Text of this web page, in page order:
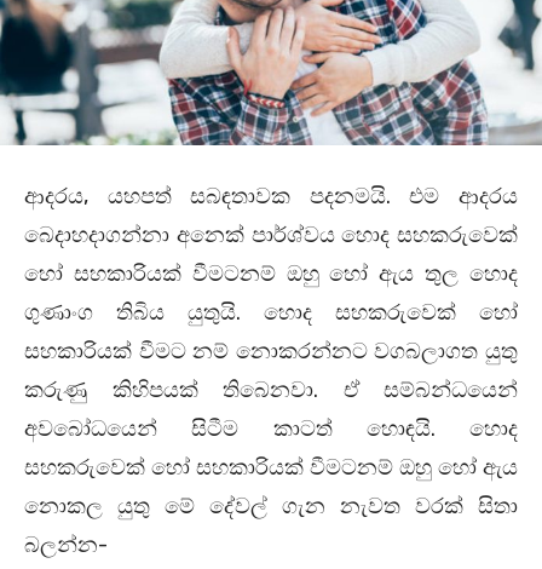
ආදරය, යහපත් සබඳතාවක පදනමයි. එම ආදරය
බෙදාහදාගන්නා අනෙක් පාර්ශ්වය හොද සහකරුවෙක්
හෝ සහකාරියක් වීමටනම් ඔහු හෝ ඇය තුල හොද
ගුණාංග තිබිය යුතුයි. හොද සහකරුවෙක් හෝ
සහකාරියක් වීමට නම් නොකරන්නට වගබලාගත යුතු
කරුණු කිහිපයක් තිබෙනවා. ඒ සම්බන්ධයෙන්
අවබෝධයෙන් සිටීම කාටත් හොඳයි. හොද
සහකරුවෙක් හෝ සහකාරියක් වීමටනම් ඔහු හෝ ඇය
නොකල යුතු මේ දේවල් ගැන නැවත වරක් සිතා
බලන්න-